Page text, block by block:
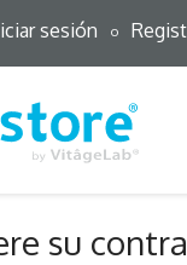
sesión o
su